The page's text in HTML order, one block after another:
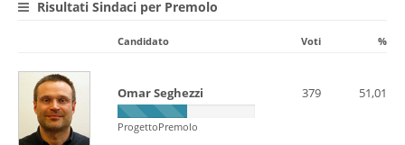
Risultati Sindaci per Premolo
Candidato Voti %
Omar Seghezzi
ProgettoPremolo
379 51,01